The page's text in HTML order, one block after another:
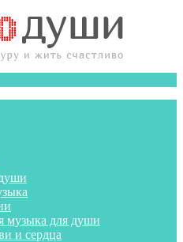
музыка для души
и сердца